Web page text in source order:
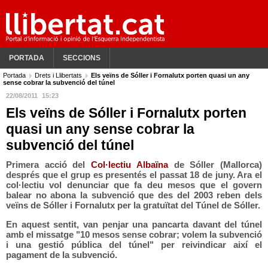
PORTADA SECCIONS
Portada Drets i Llibertats
Els veïns de Sóller i Fornalutx porten quasi un any
sense cobrar la subvenció del túnel
22/08/2011
15:23
Els veïns de Sóller i Fornalutx porten
quasi un any sense cobrar la
subvenció del túnel
Primera acció delCol·lectiu Albaïnade Sóller (Mallorca)
després que el grup es presentés el passat 18 de juny. Ara el
col·lectiu vol denunciar que fa deu mesos que el govern
balear no abona la subvenció que des del 2003 reben dels
veïns de Sóller i Fornalutx per la gratuïtat del Túnel de Sóller.
En aquest sentit, van penjar una pancarta davant del túnel
amb el missatge "10 mesos sense cobrar; volem la subvenció
i una gestió pública del túnel" per reivindicar així el
pagament de la subvenció.